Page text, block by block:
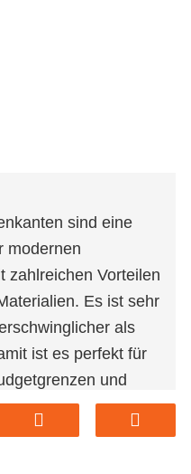
sind eine
modernen
zahlreichen Vorteilen
Es ist sehr
als
ist es perfekt für
und
Designs
ist